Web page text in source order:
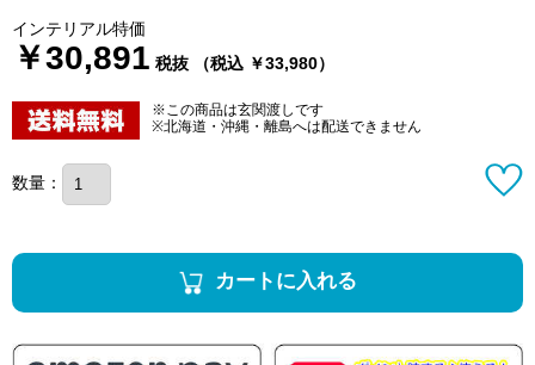
インテリアル特価
￥30,891 税抜 （税込 ￥33,980）
※この商品は玄関渡しです
※北海道・沖縄・離島へは配送できません
数量：
カートに入れる